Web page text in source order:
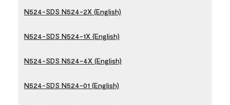
N524-SDS N524-2X (English)
N524-SDS N524-1X (English)
N524-SDS N524-4X (English)
N524-SDS N524-01 (English)